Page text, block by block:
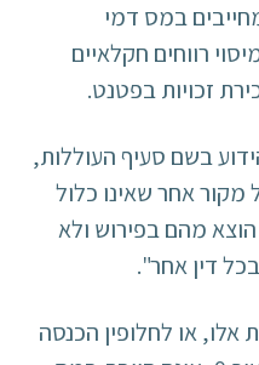
סעיפים 2(6) ו2(7) מחייבים במס דמי
מורה על מיסוי רווחים חקלאיים
סל, הידוע בשם סעיף העוללות,
מקור אחר שאינו כלול
(9), אך לא הוצא מהם בפירוש ולא
דין אחר".
אלו, או לחלופין הכנסה